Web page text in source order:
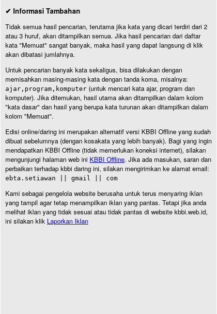
✔ Informasi Tambahan
Tidak semua hasil pencarian, terutama jika kata yang dicari terdiri dari 2
atau 3 huruf, akan ditampilkan semua. Jika hasil pencarian dari daftar
kata "Memuat" sangat banyak, maka hasil yang dapat langsung di klik
akan dibatasi jumlahnya.
Untuk pencarian banyak kata sekaligus, bisa dilakukan dengan
memisahkan masing-masing kata dengan tanda koma, misalnya:
ajar,program,komputer (untuk mencari kata ajar, program dan
komputer). Jika ditemukan, hasil utama akan ditampilkan dalam kolom
"kata dasar" dan hasil yang berupa kata turunan akan ditampilkan dalam
kolom "Memuat".
Edisi online/daring ini merupakan alternatif versi KBBI Offline yang sudah
dibuat sebelumnya (dengan kosakata yang lebih banyak). Bagi yang ingin
mendapatkan KBBI Offline (tidak memerlukan koneksi internet), silakan
mengunjungi halaman web ini KBBI Offline. Jika ada masukan, saran dan
perbaikan terhadap kbbi daring ini, silakan mengirimkan ke alamat email:
ebta.setiawan || gmail || com
Kami sebagai pengelola website berusaha untuk terus menyaring iklan
yang tampil agar tetap menampilkan iklan yang pantas. Tetapi jika anda
melihat iklan yang tidak sesuai atau tidak pantas di website kbbi.web.id,
ini silakan klik Laporkan Iklan